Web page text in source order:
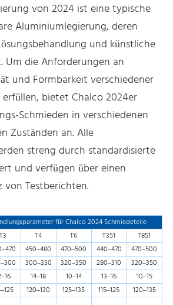
von 2024 ist eine typische
Aluminiumlegierung, deren
und künstliche
die Anforderungen an
und Formbarkeit verschiedener
bietet Chalco 2024er
Schmieden in verschiedenen
Zuständen an. Alle
streng durch standardisierte
und verfügen über einen
von Testberichten.
für Chalco 2024 Schmiedeteile
T3 T4 T6 T351
T851
450–480 470–500 440–470
470–500
300–330 320–350 280–310
320–350
14–18 10–14 13–16
10–15
120–130 125–135 115–125
120–135